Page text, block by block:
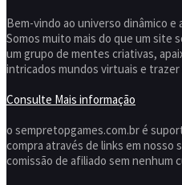
Bem-vindo ao universo dinâmico e
Somos muito mais do que um site
um grupo de mentes criativas,
intricados mundos virtuais e
Consulte Mais informação
o sempretopgames.com.br é
compra através de links em nosso
comissão de afiliado sem nenhum